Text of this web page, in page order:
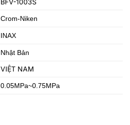
BFV-1003S
Crom-Niken
INAX
Nhật Bản
VIỆT NAM
0.05MPa~0.75MPa